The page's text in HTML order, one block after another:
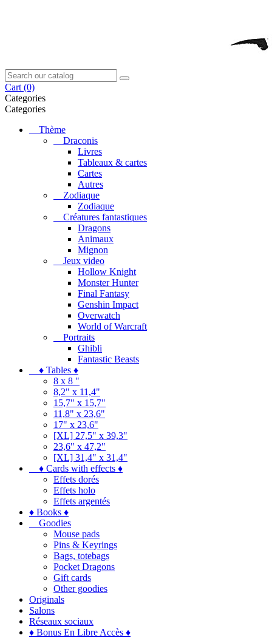
Cart (0)
Categories
Categories
Thème
Draconis
Livres
Tableaux & cartes
Cartes
Autres
Zodiaque
Zodiaque
Créatures fantastiques
Dragons
Animaux
Mignon
Jeux video
Hollow Knight
Monster Hunter
Final Fantasy
Genshin Impact
Overwatch
World of Warcraft
Portraits
Ghibli
Fantastic Beasts
♦ Tables ♦
8 x 8 "
8,2" x 11,4"
15,7" x 15,7"
11,8" x 23,6"
17" x 23,6"
[XL] 27,5" x 39,3"
23,6" x 47,2"
[XL] 31,4" x 31,4"
♦ Cards with effects ♦
Effets dorés
Effets holo
Effets argentés
♦ Books ♦
Goodies
Mouse pads
Pins & Keyrings
Bags, totebags
Pocket Dragons
Gift cards
Other goodies
Originals
Salons
Réseaux sociaux
♦ Bonus En Libre Accès ♦